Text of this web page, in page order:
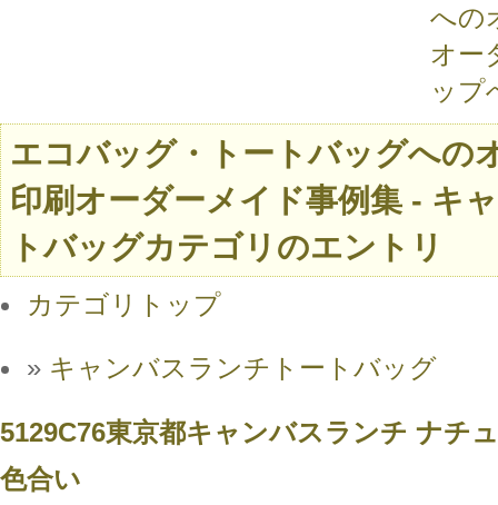
への
オー
ップ
エコバッグ・トートバッグへの
印刷オーダーメイド事例集 - キ
トバッグカテゴリのエントリ
カテゴリトップ
» キャンバスランチトートバッグ
5129C76東京都キャンバスランチ ナチ
色合い